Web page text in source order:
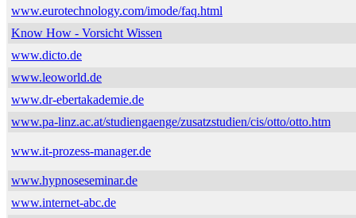
www.eurotechnology.com/imode/faq.html
Know How - Vorsicht Wissen
www.dicto.de
www.leoworld.de
www.dr-ebertakademie.de
www.pa-linz.ac.at/studiengaenge/zusatzstudien/cis/otto/otto.htm
www.it-prozess-manager.de
www.hypnoseseminar.de
www.internet-abc.de